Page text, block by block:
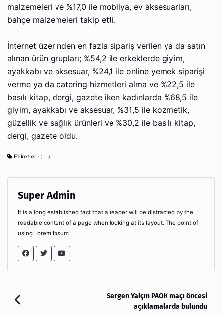
malzemeleri ve %17,0 ile mobilya, ev aksesuarları,
bahçe malzemeleri takip etti.
İnternet üzerinden en fazla sipariş verilen ya da satın
alınan ürün grupları; %54,2 ile erkeklerde giyim,
ayakkabı ve aksesuar, %24,1 ile online yemek siparişi
verme ya da catering hizmetleri alma ve %22,5 ile
basılı kitap, dergi, gazete iken kadınlarda %68,5 ile
giyim, ayakkabı ve aksesuar, %31,5 ile kozmetik,
güzellik ve sağlık ürünleri ve %30,2 ile basılı kitap,
dergi, gazete oldu.
Etiketler :
Super Admin
It is a long established fact that a reader will be distracted by the
readable content of a page when looking at its layout. The point of
using Lorem Ipsum
Sergen Yalçın PAOK maçı öncesi
açıklamalarda bulundu